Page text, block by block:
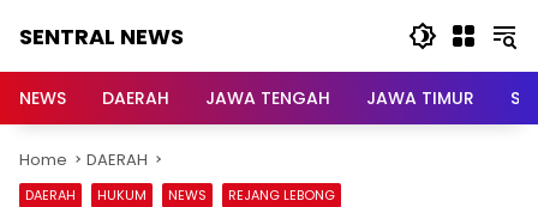
SENTRAL NEWS
NEWS
NEWS DAERAH JAWA TENGAH JAWA TIMUR
Home DAERAH
DAERAH HUKUM NEWS REJANG LEBONG